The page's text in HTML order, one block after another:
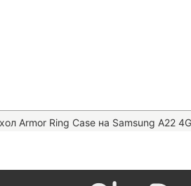
Armor Ring Case на Samsung A22
Matt Ring на Samsung Galaxy A22 4G